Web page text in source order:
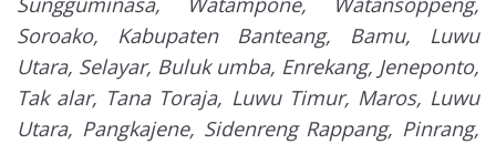
Soroako, Kabupaten Banteang, Bamu, Luwu
Utara, Selayar, Buluk umba, Enrekang, Jeneponto,
Tak alar, Tana Toraja, Luwu Timur, Maros, Luwu
Utara, Pangkajene, Sidenreng Rappang, Pinrang,